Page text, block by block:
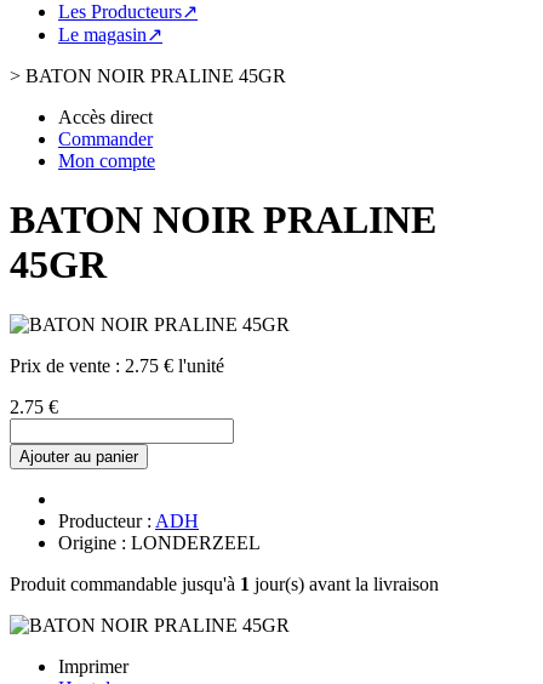
Les Producteurs↗
Le magasin↗
> BATON NOIR PRALINE 45GR
Accès direct
Commander
Mon compte
BATON NOIR PRALINE
45GR
Prix de vente : 2.75 € l'unité
2.75 €
Ajouter au panier
Producteur : ADH
Origine : LONDERZEEL
Produit commandable jusqu'à 1 jour(s) avant la livraison
Imprimer